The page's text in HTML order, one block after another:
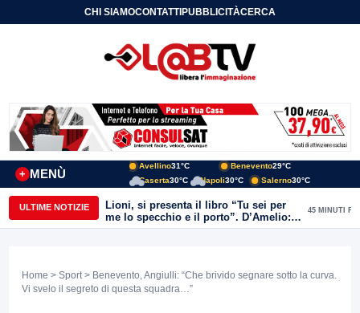
CHI SIAMOCONTATTIPUBBLICITÀCERCA
MENÙ
+
Avellino31°C Benevento29°C
Caserta30°C Napoli30°C Salerno30°C
ULTIME NOTIZIE
Lioni, si presenta il libro “Tu sei per
me lo specchio e il porto”. D’Amelio:
“Gettiamo un seme d’impegno futuro
45 MINUTI FA
Home > Sport > Benevento, Angiulli: “Che brivido segnare sotto la curva.
Vi svelo il segreto di questa squadra…”